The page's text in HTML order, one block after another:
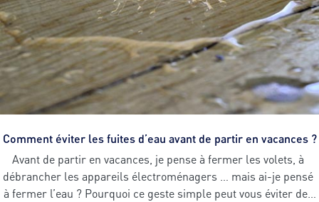
Comment éviter les fuites d’eau avant de partir en vacances ?
Avant de partir en vacances, je pense à fermer les volets, à
débrancher les appareils électroménagers … mais ai-je pensé
à fermer l’eau ? Pourquoi ce geste simple peut vous éviter des